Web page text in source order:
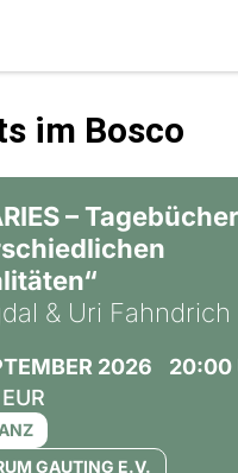
im Bosco
– Tagebücher
& Uri Fahndrich
2026
20:00
GAUTING E.V.